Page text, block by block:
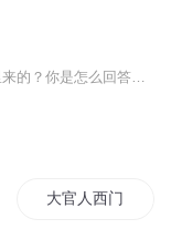
大官人西门庆